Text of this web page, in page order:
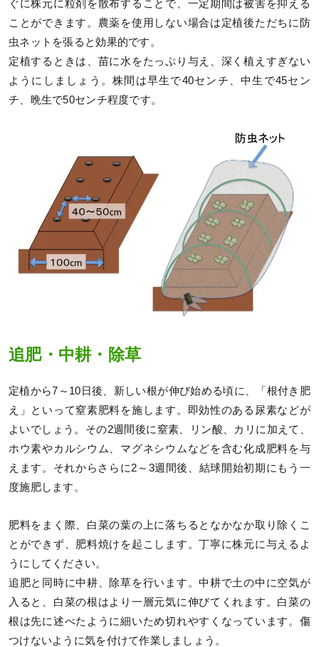
ぐに株元に粒剤を散布することで、一定期間は被害を抑える
ことができます。農薬を使用しない場合は定植後ただちに防
虫ネットを張ると効果的です。
定植するときは、苗に水をたっぷり与え、深く植えすぎない
ようにしましょう。株間は早生で40センチ、中生で45セン
チ、晩生で50センチ程度です。
追肥・中耕・除草
定植から7～10日後、新しい根が伸び始める頃に、「根付き肥
え」といって窒素肥料を施します。即効性のある尿素などが
よいでしょう。その2週間後に窒素、リン酸、カリに加えて、
ホウ素やカルシウム、マグネシウムなどを含む化成肥料を与
えます。それからさらに2～3週間後、結球開始初期にもう一
度施肥します。
肥料をまく際、白菜の葉の上に落ちるとなかなか取り除くこ
とができず、肥料焼けを起こします。丁寧に株元に与えるよ
うにしてください。
追肥と同時に中耕、除草を行います。中耕で土の中に空気が
入ると、白菜の根はより一層元気に伸びてくれます。白菜の
根は先に述べたように細いため切れやすくなっています。傷
つけないように気を付けて作業しましょう。